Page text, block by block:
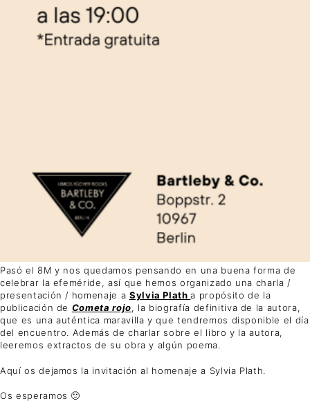
Pasó el 8M y nos quedamos pensando en una buena forma de
celebrar la efeméride, así que hemos organizado una charla /
presentación / homenaje a Sylvia Platha propósito de la
publicación de Cometa rojo, la biografía definitiva de la autora,
que es una auténtica maravilla y que tendremos disponible el día
del encuentro. Además de charlar sobre el libro y la autora,
leeremos extractos de su obra y algún poema.
Aquí os dejamos la invitación al homenaje a Sylvia Plath.
Os esperamos 🙂